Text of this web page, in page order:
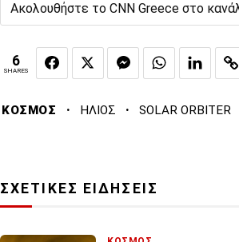
Ακολουθήστε το CNN Greece στο
6
SHARES
ΚΟΣΜΟΣ · ΗΛΙΟΣ · SOLAR ORBITER
ΣΧΕΤΙΚΕΣ ΕΙΔΗΣΕΙΣ